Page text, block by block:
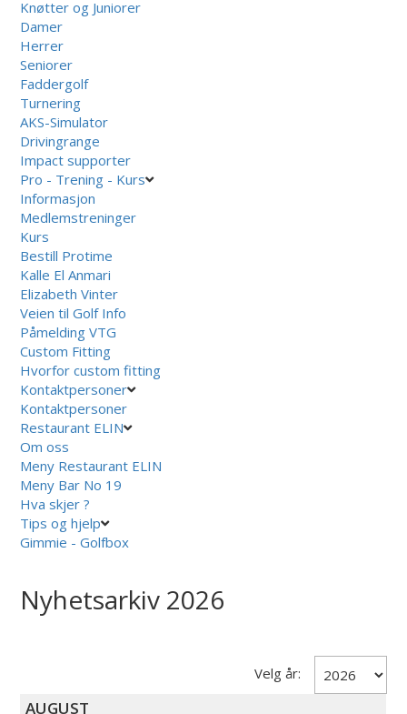
Knøtter og Juniorer
Damer
Herrer
Seniorer
Faddergolf
Turnering
AKS-Simulator
Drivingrange
Impact supporter
Pro - Trening - Kurs
Informasjon
Medlemstreninger
Kurs
Bestill Protime
Kalle El Anmari
Elizabeth Vinter
Veien til Golf Info
Påmelding VTG
Custom Fitting
Hvorfor custom fitting
Kontaktpersoner
Kontaktpersoner
Restaurant ELIN
Om oss
Meny Restaurant ELIN
Meny Bar No 19
Hva skjer ?
Tips og hjelp
Gimmie - Golfbox
Nyhetsarkiv 2026
Velg år:
AUGUST